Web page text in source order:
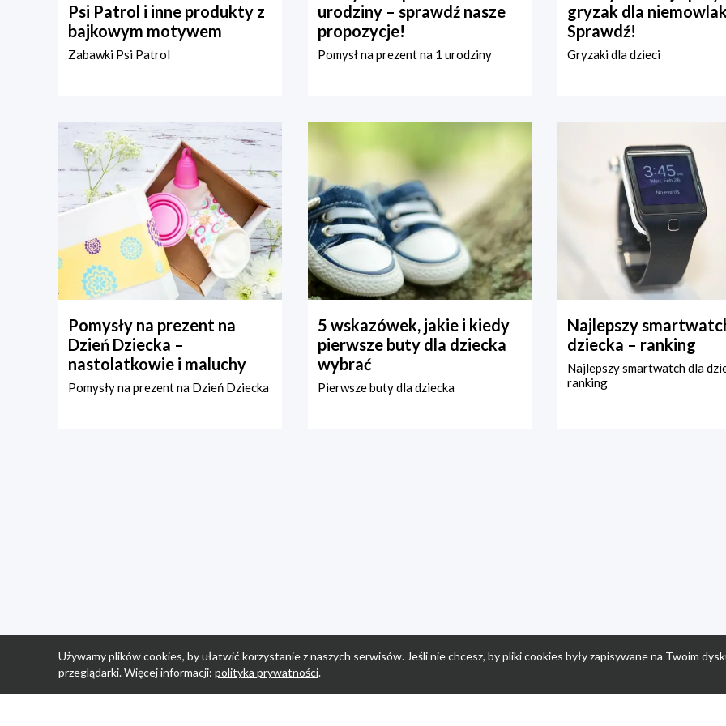
Psi Patrol i inne produkty z
bajkowym motywem
Zabawki Psi Patrol
urodziny – sprawdź nasze
propozycje!
Pomysł na prezent na 1 urodziny
gryzak dla
Sprawdź!
Gryzaki dla dzieci
Pomysły na prezent na
Dzień Dziecka –
nastolatkowie i maluchy
Pomysły na prezent na Dzień Dziecka
5 wskazówek, jakie i kiedy
pierwsze buty dla dziecka
wybrać
Pierwsze buty dla dziecka
Najlepszy
dziecka – ranking
Najlepszy smartwatch dla
ranking
Używamy plików cookies, by ułatwić korzystanie z naszych serwisów. Jeśli nie chcesz, by pliki cookies były zapisywane na Twoim
przeglądarki. Więcej informacji: polityka prywatności.